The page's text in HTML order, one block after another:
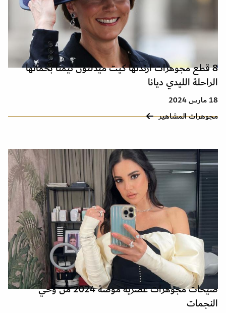
8 قطع مجوهرات ارتدتها كيت ميدلتون تيمنًا بحماتها
الراحلة الليدي ديانا
18 مارس 2024
مجوهرات المشاهير
صيحات مجوهرات عصرية موضة 2024 من وحي
النجمات